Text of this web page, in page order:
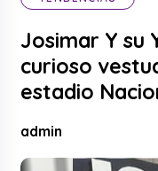
Josimar Y su
curioso
estadio
admin